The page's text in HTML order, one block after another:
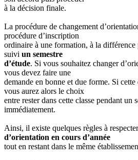
à la décision finale.
La procédure de changement
procédure d’inscription
ordinaire à une formation, à la
suivi un semestre
d’étude. Si vous souhaitez changer
vous devez faire une
demande en bonne et due forme. Si cette
vous aurez alors le choix
entre rester dans cette classe pendant un
immédiatement.
Ainsi, il existe quelques règles à
d’orientation en cours d’année
tout en restant dans le même